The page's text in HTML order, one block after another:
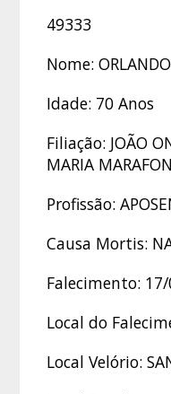
49333
Nome:
Idade: 70 Anos
Filiação: JOÃO
MARIA
Profissão:
Causa Mortis:
Falecimento:
Local do
Local Velório: